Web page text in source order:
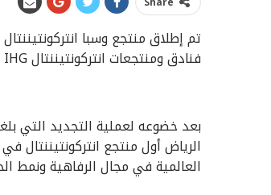
فنادق ومنتجعات انتركونتيننتال IHG ، كما تم تدشين أول منتجع وسبا فخم وسط مدينة الرياض.
الرياض أول منتجع انتركونتيننتال
العالمية في مجال الرفاهية ونمط